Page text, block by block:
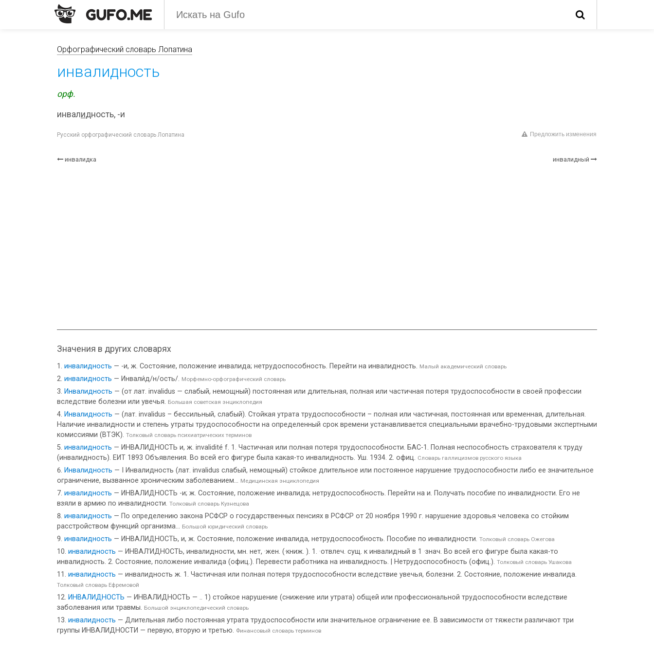
Орфографический словарь Лопатина
инвалидность
орф.
инвалидность, -и
Русский орфографический словарь Лопатина Предложить изменения
инвалидка инвалидный
Значения в других словарях
инвалидность — -и, ж. Состояние, положение инвалида; нетрудоспособность. Перейти на инвалидность. Малый академический словарь
инвалидность — Инвали́д/н/ость/. Морфемно-орфографический словарь
Инвалидность — (от лат. invalidus — слабый, немощный) постоянная или длительная, полная или частичная потеря трудоспособности в своей профессии
вследствие болезни или увечья. Большая советская энциклопедия
Инвалидность — (лат. invalidus – бессильный, слабый). Стойкая утрата трудоспособности – полная или частичная, постоянная или временная, длительная.
Наличие инвалидности и степень утраты трудоспособности на определенный срок времени устанавливается специальными врачебно-трудовыми экспертными
комиссиями (ВТЭК). Толковый словарь психиатрических терминов
инвалидность — ИНВАЛИДНОСТЬ и, ж. invalidité f. 1. Частичная или полная потеря трудоспособности. БАС-1. Полная неспособность страхователя к труду
(инвалидность). ЕИТ 1893 Объявления. Во всей его фигуре была какая-то инвалидность. Уш. 1934. 2. офиц. Словарь галлицизмов русского языка
Инвалидность — I Инвалидность (лат. invalidus слабый, немощный) стойкое длительное или постоянное нарушение трудоспособности либо ее значительное
ограничение, вызванное хроническим заболеванием... Медицинская энциклопедия
инвалидность — ИНВАЛИДНОСТЬ -и; ж. Состояние, положение инвалида; нетрудоспособность. Перейти на и. Получать пособие по инвалидности. Его не
взяли в армию по инвалидности. Толковый словарь Кузнецова
инвалидность — По определению закона РСФСР о государственных пенсиях в РСФСР от 20 ноября 1990 г. нарушение здоровья человека со стойким
расстройством функций организма... Большой юридический словарь
инвалидность — ИНВАЛИДНОСТЬ, и, ж. Состояние, положение инвалида, нетрудоспособность. Пособие по инвалидности. Толковый словарь Ожегова
инвалидность — ИНВАЛ’ИДНОСТЬ, инвалидности, мн. нет, ·жен. (·книж. ). 1. ·отвлеч. сущ. к инвалидный в 1 ·знач. Во всей его фигуре была какая-то
инвалидность. 2. Состояние, положение инвалида (офиц.). Перевести работника на инвалидность. | Нетрудоспособность (офиц.). Толковый словарь Ушакова
инвалидность — инвалидность ж. 1. Частичная или полная потеря трудоспособности вследствие увечья, болезни. 2. Состояние, положение инвалида.
Толковый словарь Ефремовой
ИНВАЛИДНОСТЬ — ИНВАЛИДНОСТЬ — .. 1) стойкое нарушение (снижение или утрата) общей или профессиональной трудоспособности вследствие
заболевания или травмы. Большой энциклопедический словарь
инвалидность — Длительная либо постоянная утрата трудоспособности или значительное ограничение ее. В зависимости от тяжести различают три
группы ИНВАЛИДНОСТИ — первую, вторую и третью. Финансовый словарь терминов